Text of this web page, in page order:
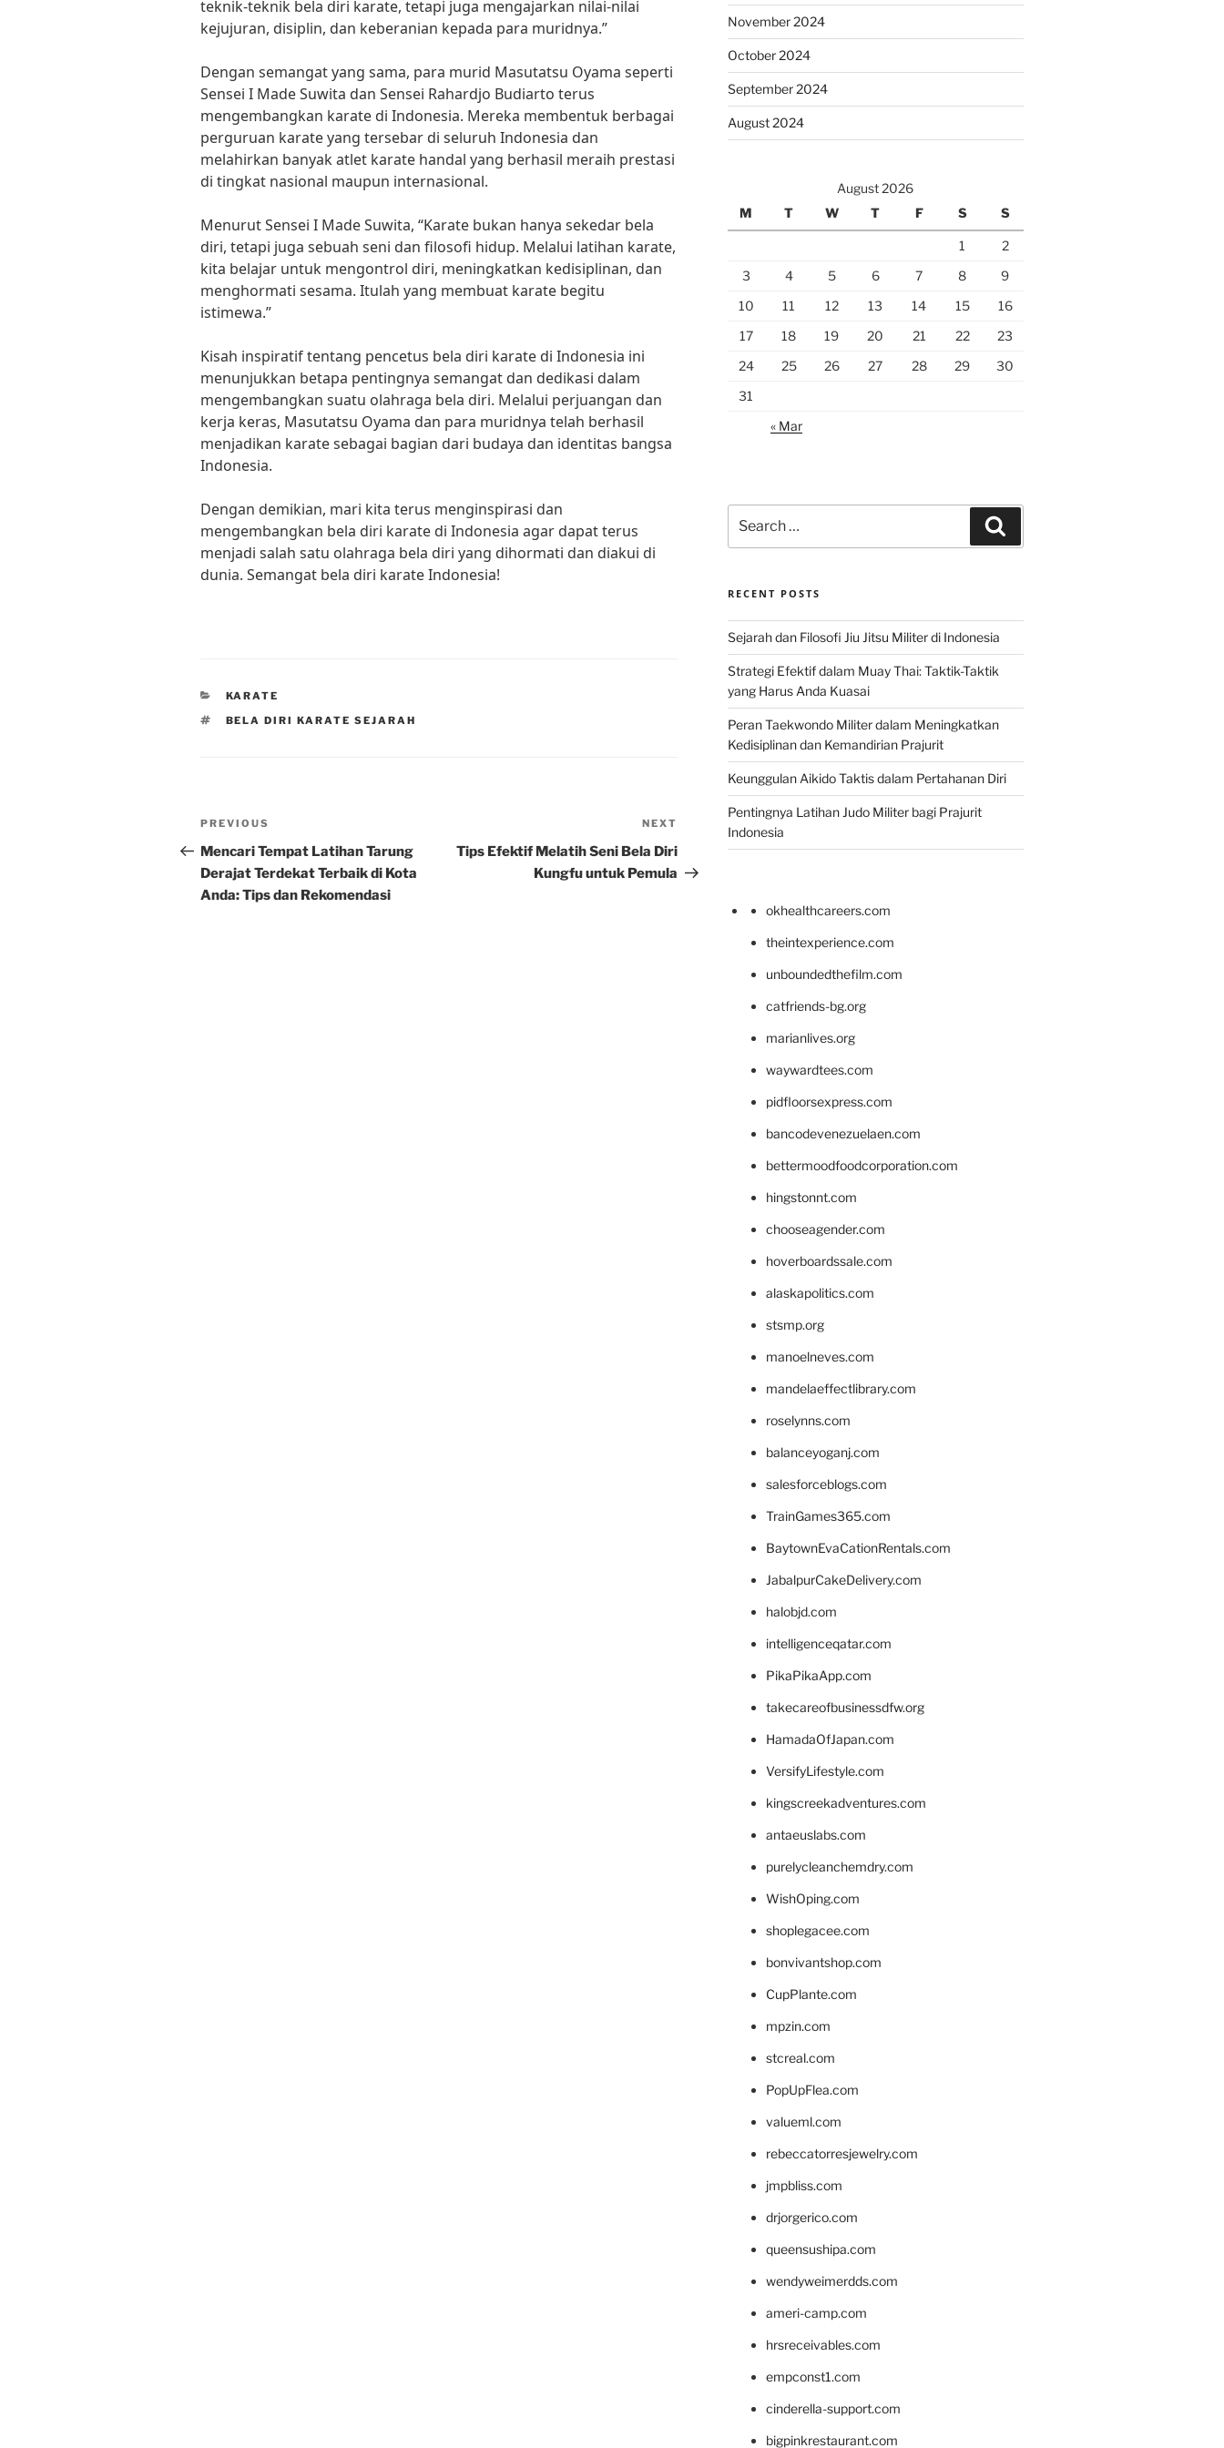
teknik-teknik bela diri karate, tetapi juga mengajarkan nilai-nilai
kejujuran, disiplin, dan keberanian kepada para muridnya.”
Dengan semangat yang sama, para murid Masutatsu Oyama seperti
Sensei I Made Suwita dan Sensei Rahardjo Budiarto terus
mengembangkan karate di Indonesia. Mereka membentuk berbagai
perguruan karate yang tersebar di seluruh Indonesia dan
melahirkan banyak atlet karate handal yang berhasil meraih prestasi
di tingkat nasional maupun internasional.
Menurut Sensei I Made Suwita, “Karate bukan hanya sekedar bela
diri, tetapi juga sebuah seni dan filosofi hidup. Melalui latihan karate,
kita belajar untuk mengontrol diri, meningkatkan kedisiplinan, dan
menghormati sesama. Itulah yang membuat karate begitu
istimewa.”
Kisah inspiratif tentang pencetus bela diri karate di Indonesia ini
menunjukkan betapa pentingnya semangat dan dedikasi dalam
mengembangkan suatu olahraga bela diri. Melalui perjuangan dan
kerja keras, Masutatsu Oyama dan para muridnya telah berhasil
menjadikan karate sebagai bagian dari budaya dan identitas bangsa
Indonesia.
Dengan demikian, mari kita terus menginspirasi dan
mengembangkan bela diri karate di Indonesia agar dapat terus
menjadi salah satu olahraga bela diri yang dihormati dan diakui di
dunia. Semangat bela diri karate Indonesia!
CATEGORIES
KARATE
TAGS
BELA DIRI KARATE SEJARAH
Post
navigation
Previous
Post
PREVIOUS
Mencari Tempat Latihan Tarung
Derajat Terdekat Terbaik di Kota
Anda: Tips dan Rekomendasi
Post
NEXT
Tips Efektif Melatih Seni Bela Diri
Kungfu untuk Pemula
November 2024
October 2024
September 2024
August 2024
August 2026
M
T W T F S S
1
2
3
4 5 6 7 8
9
10
11 12 13 14 15
16
17
18 19 20 21 22
23
24
25 26 27 28 29
30
31
« Mar
for:
RECENT POSTS
Sejarah dan Filosofi Jiu Jitsu Militer di Indonesia
Strategi Efektif dalam Muay Thai: Taktik-Taktik
yang Harus Anda Kuasai
Peran Taekwondo Militer dalam Meningkatkan
Kedisiplinan dan Kemandirian Prajurit
Keunggulan Aikido Taktis dalam Pertahanan Diri
Pentingnya Latihan Judo Militer bagi Prajurit
Indonesia
okhealthcareers.com
theintexperience.com
unboundedthefilm.com
catfriends-bg.org
marianlives.org
waywardtees.com
pidfloorsexpress.com
bancodevenezuelaen.com
bettermoodfoodcorporation.com
hingstonnt.com
chooseagender.com
hoverboardssale.com
alaskapolitics.com
stsmp.org
manoelneves.com
mandelaeffectlibrary.com
roselynns.com
balanceyoganj.com
salesforceblogs.com
TrainGames365.com
BaytownEvaCationRentals.com
JabalpurCakeDelivery.com
halobjd.com
intelligenceqatar.com
PikaPikaApp.com
takecareofbusinessdfw.org
HamadaOfJapan.com
VersifyLifestyle.com
kingscreekadventures.com
antaeuslabs.com
purelycleanchemdry.com
WishOping.com
shoplegacee.com
bonvivantshop.com
CupPlante.com
mpzin.com
stcreal.com
PopUpFlea.com
valueml.com
rebeccatorresjewelry.com
jmpbliss.com
drjorgerico.com
queensushipa.com
wendyweimerdds.com
ameri-camp.com
hrsreceivables.com
empconst1.com
cinderella-support.com
bigpinkrestaurant.com